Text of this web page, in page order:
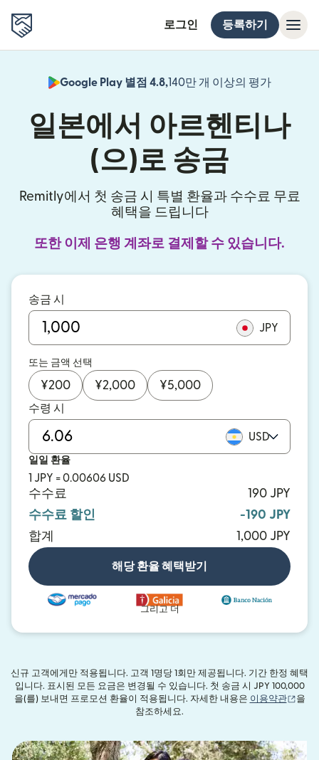
로그인 등록하기
Google Play 별점 4.8,140만 개 이상의 평가
일본에서 아르헨티나
(으)로 송금
Remitly에서 첫 송금 시 특별 환율과 수수료 무료
혜택을 드립니다
또한 이제 은행 계좌로 결제할 수 있습니다.
송금 시
JPY
또는 금액 선택
¥200 ¥2,000 ¥5,000
수령 시
USD
일일 환율
1 JPY = 0.00606 USD
수수료
190 JPY
수수료 할인
-190 JPY
합계
1,000 JPY
해당 환율 혜택받기
그리고 더
신규 고객에게만 적용됩니다. 고객 1명당 1회만 제공됩니다. 기간 한정 혜택
입니다. 표시된 모든 요금은 변경될 수 있습니다. 첫 송금 시 JPY 100,000
을(를) 보내면 프로모션 환율이 적용됩니다. 자세한 내용은 이용약관 (새
을
참조하세요.